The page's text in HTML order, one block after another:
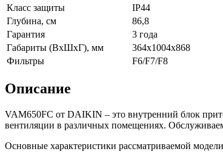
Класс защиты
IP44
Глубина, см
86,8
Гарантия
3 года
Габариты (ВхШхГ), мм
364x1004x868
Фильтры
F6/F7/F8
Описание
VAM650FC от DAIKIN – это внутренний блок
вентиляции в различных помещениях.
Основные характеристики рассматриваемой